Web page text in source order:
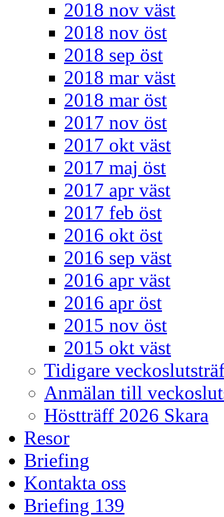
2018 nov väst
2018 nov öst
2018 sep öst
2018 mar väst
2018 mar öst
2017 nov öst
2017 okt väst
2017 maj öst
2017 apr väst
2017 feb öst
2016 okt öst
2016 sep väst
2016 apr väst
2016 apr öst
2015 nov öst
2015 okt väst
Tidigare
Anmälan till
Höstträff 2026 Skara
Resor
Briefing
Kontakta oss
Briefing 139